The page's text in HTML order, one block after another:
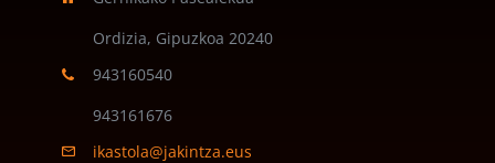
Ordizia, Gipuzkoa 20240
943160540
943161676
ikastola@jakintza.eus